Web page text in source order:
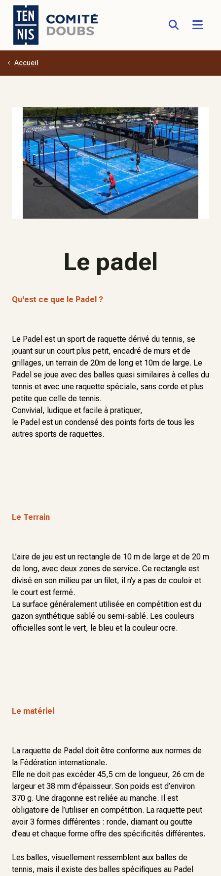
Aller au contenu principal
Accueil
Le padel
Qu'est ce que le Padel ?
Le Padel est un sport de raquette dérivé du tennis, se
jouant sur un court plus petit, encadré de murs et de
grillages, un terrain de 20m de long et 10m de large. Le
Padel se joue avec des balles quasi similaires à celles du
tennis et avec une raquette spéciale, sans corde et plus
petite que celle de tennis.
Convivial, ludique et facile à pratiquer,
le Padel est un condensé des points forts de tous les
autres sports de raquettes.
Le Terrain
L’aire de jeu est un rectangle de 10 m de large et de 20 m
de long, avec deux zones de service. Ce rectangle est
divisé en son milieu par un filet, il n’y a pas de couloir et
le court est fermé.
La surface généralement utilisée en compétition est du
gazon synthétique sablé ou semi-sablé. Les couleurs
officielles sont le vert, le bleu et la couleur ocre.
Le matériel
La raquette de Padel doit être conforme aux normes de
la Fédération internationale.
Elle ne doit pas excéder 45,5 cm de longueur, 26 cm de
largeur et 38 mm d’épaisseur. Son poids est d’environ
370 g. Une dragonne est reliée au manche. Il est
obligatoire de l’utiliser en compétition. La raquette peut
avoir 3 formes différentes : ronde, diamant ou goutte
d’eau et chaque forme offre des spécificités différentes.
Les balles, visuellement ressemblent aux balles de
tennis, mais il existe des balles spécifiques au Padel